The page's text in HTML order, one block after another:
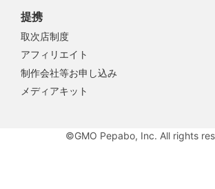
提携
取次店制度
アフィリエイト
制作会社等お申し込み
メディアキット
©GMO Pepabo, Inc. All rights